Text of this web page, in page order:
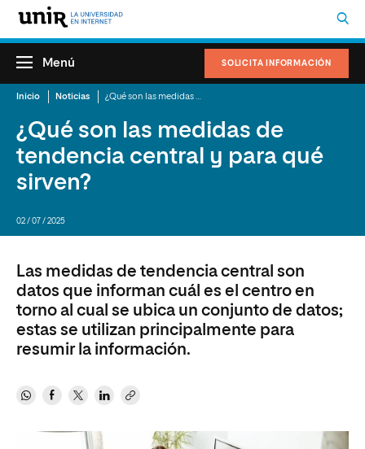
SOLICITA INFORMACIÓN
Menú
Inicio Noticias
¿Qué son las medidas de
tendencia central y para qué
sirven?
02 / 07 / 2025
Las medidas de tendencia central son
datos que informan cuál es el centro en
torno al cual se ubica un conjunto de datos;
estas se utilizan principalmente para
resumir la información.